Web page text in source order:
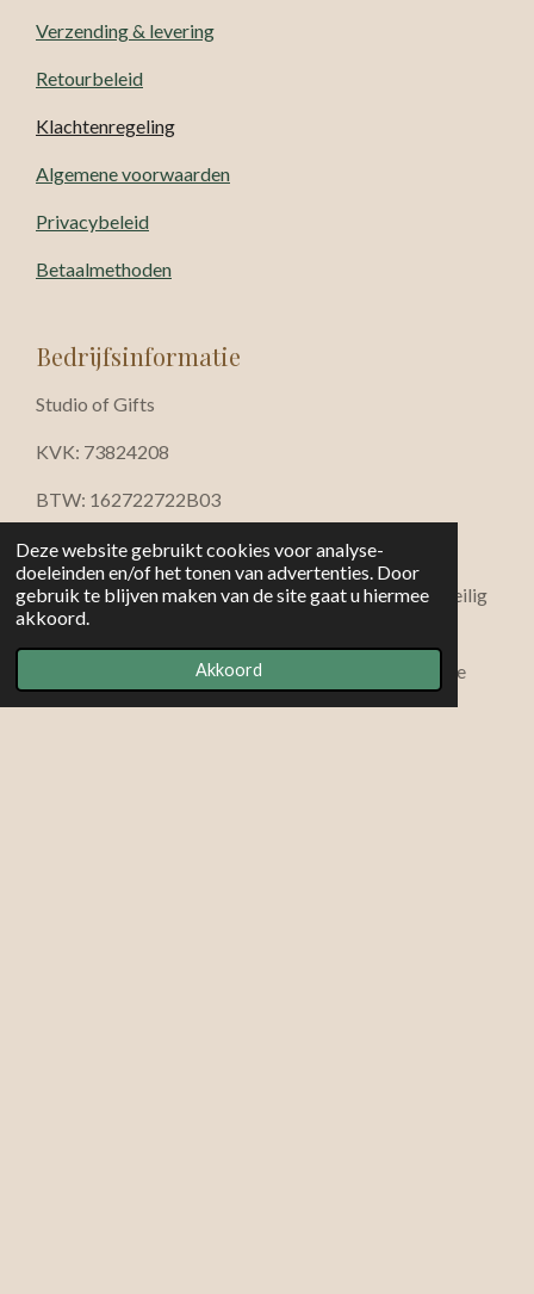
Deze website gebruikt cookies voor analyse-
doeleinden en/of het tonen van advertenties. Door
gebruik te blijven maken van de site gaat u hiermee
akkoord.
Akkoord
Verzending & levering
Retourbeleid
Klachtenregeling
Algemene voorwaarden
Privacybeleid
Betaalmethoden
Bedrijfsinformatie
Studio of Gifts
KVK: 73824208
BTW: 162722722B03
info@studioofgifts.nl
iDEAL · Bancontact · Visa · Mastercard · Klarna · Veilig
© 2026 Studio of Gifts — Rust • sfeer • verfijnde
cadeaucollecties